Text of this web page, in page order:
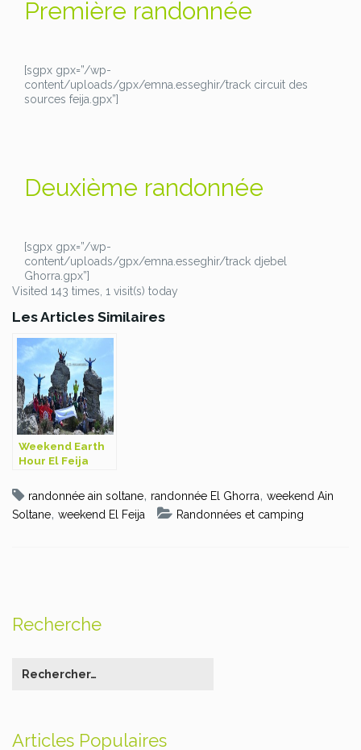
Première randonnée
[sgpx gpx=”/wp-
content/uploads/gpx/emna.esseghir/track circuit des
sources feija.gpx”]
Deuxième randonnée
[sgpx gpx=”/wp-
content/uploads/gpx/emna.esseghir/track djebel
Ghorra.gpx”]
Visited 143 times, 1 visit(s) today
Les Articles Similaires
Weekend Earth
Hour El Feija
randonnée ain soltane, randonnée El Ghorra, weekend Ain
Soltane, weekend El Feija Randonnées et camping
Recherche
Articles Populaires